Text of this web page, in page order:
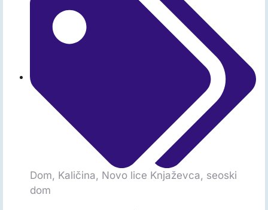
Dom, Kaličina, Novo lice Knjaževca, seoski
dom